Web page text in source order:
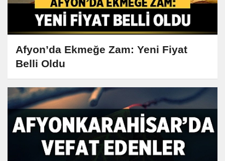
Afyon’da Ekmeğe Zam: Yeni Fiyat
Belli Oldu